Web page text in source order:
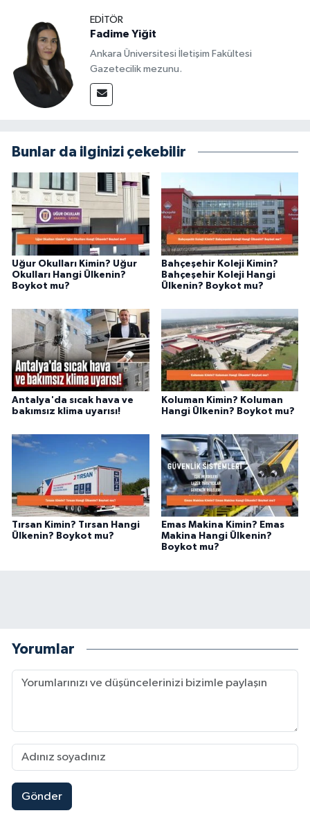
EDITÖR
Fadime Yiğit
Ankara Üniversitesi İletişim Fakültesi
Gazetecilik mezunu.
Bunlar da ilginizi çekebilir
Uğur Okulları Kimin? Uğur
Okulları Hangi Ülkenin?
Boykot mu?
Bahçeşehir Koleji Kimin?
Bahçeşehir Koleji Hangi
Ülkenin? Boykot mu?
Antalya'da sıcak hava ve
bakımsız klima uyarısı!
Koluman Kimin? Koluman
Hangi Ülkenin? Boykot mu?
Tırsan Kimin? Tırsan Hangi
Ülkenin? Boykot mu?
Emas Makina Kimin? Emas
Makina Hangi Ülkenin?
Boykot mu?
Yorumlar
Gönder